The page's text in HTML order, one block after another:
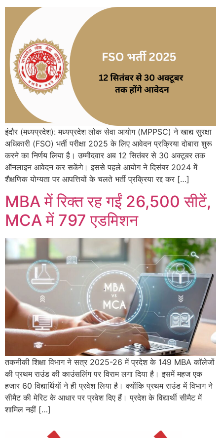
इंदौर (मध्यप्रदेश): मध्यप्रदेश लोक सेवा आयोग (MPPSC) ने खाद्य सुरक्षा
अधिकारी (FSO) भर्ती परीक्षा 2025 के लिए आवेदन प्रक्रिया दोबारा शुरू
करने का निर्णय लिया है। उम्मीदवार अब 12 सितंबर से 30 अक्टूबर तक
ऑनलाइन आवेदन कर सकेंगे। इससे पहले आयोग ने दिसंबर 2024 में
शैक्षणिक योग्यता पर आपत्तियों के चलते भर्ती प्रक्रिया रद्द कर […]
MBA में रिक्त रह गईं 26,500 सीटें,
MCA में 797 एडमिशन
तकनीकी शिक्षा विभाग ने सत्र 2025-26 में प्रदेश के 149 MBA कॉलेजों
की प्रथम राउंड की काउंसलिंग पर विराम लगा दिया है। इसमें महज एक
हजार 60 विद्यार्थियों ने ही प्रवेश लिया है। क्योंकि प्रथम राउंड में विभाग ने
सीमैट की मेरिट के आधार पर प्रवेश दिए हैं। प्रदेश के विद्यार्थी सीमैट में
शामिल नहीं […]